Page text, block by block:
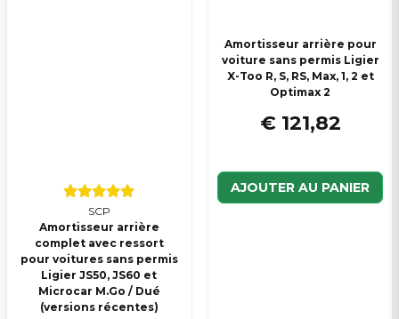
SCP
Amortisseur arrière
complet avec ressort
pour voitures sans permis
Ligier JS50, JS60 et
Microcar M.Go / Dué
(versions récentes)
Amortisseur arrière pour
voiture sans permis Ligier
X-Too R, S, RS, Max, 1, 2 et
Optimax 2
€ 121,82
AJOUTER AU PANIER